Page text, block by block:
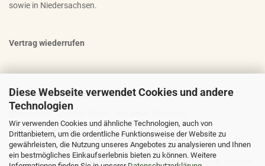
Diese Webseite verwendet Cookies und andere
Technologien
Wir verwenden Cookies und ähnliche Technologien, auch von
Drittanbietern, um die ordentliche Funktionsweise der Website zu
gewährleisten, die Nutzung unseres Angebotes zu analysieren und Ihnen
ein bestmögliches Einkaufserlebnis bieten zu können. Weitere
sowie in Niedersachsen.
Vertrag wiederrufen
OTTO - DER FAMOSE STAUDENHALTER
geniale Idee - stabiler Stand - einfacher Transport
Durchmesser 30 bis 100cm; Höhe 90 bis 200cm
Unsere Produkte werden von uns designed und dann unter unserer